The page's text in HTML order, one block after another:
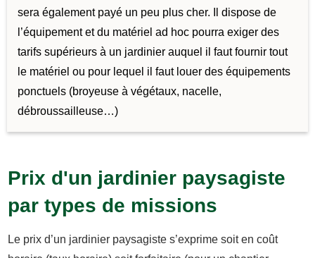
sera également payé un peu plus cher. Il
dispose de
l’équipement et du matériel ad hoc pourra exiger des
tarifs supérieurs à un jardinier auquel il faut fournir tout
le matériel ou pour lequel il faut louer des équipements
ponctuels (broyeuse à végétaux, nacelle,
débroussailleuse…)
Prix d'un jardinier paysagiste
par types de missions
Le prix d’un jardinier paysagiste s’exprime soit en coût